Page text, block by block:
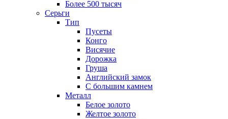
Более 500 тысяч
Серьги
Тип
Пусеты
Конго
Висячие
Дорожка
Груша
Английский замок
С большим камнем
Металл
Белое золото
Желтое золото